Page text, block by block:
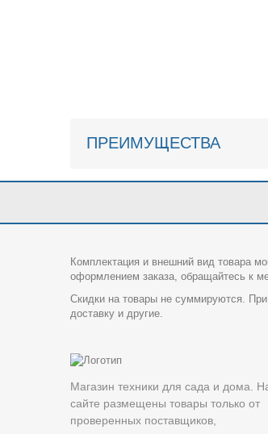
ПРЕИМУЩЕСТВА
Комплектация и внешний вид товара
оформлением заказа, обращайтесь к
Скидки на товары не суммируются. При
доставку и другие.
Магазин техники для сада и дома.
сайте размещены товары только от
проверенных поставщиков,